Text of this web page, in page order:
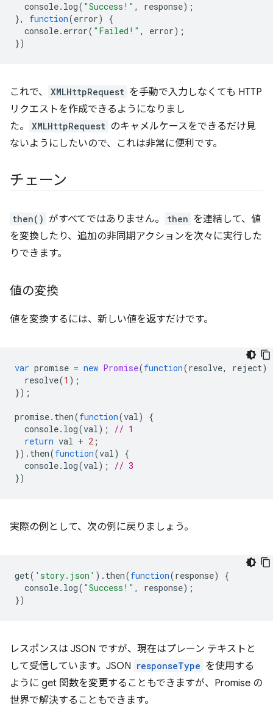
console. log( "Success!" , response);
},
function(error)
{
console. error( "Failed!" , error);
})
これで、 XMLHttpRequest を手動で入力しなくても HTTP
リクエストを作成できるようになりまし
た。
XMLHttpRequest のキャメルケースをできるだけ見
ないようにしたいので、これは非常に便利です。
チェーン
then() がすべてではありません。 then を連結して、値
を変換したり、追加の非同期アクションを次々に実行した
りできます。
値の変換
値を変換するには、新しい値を返すだけです。
var promise = new Promise(function(resolve, reject)
resolve(1 );
});
promise. then(function(val)
{
console. log(val);
// 1
return val + 2 ;
}). then(function(val)
{
console. log(val);
// 3
})
実際の例として、次の例に戻りましょう。
get( 'story.json' ). then(function(response)
{
console. log( "Success!" , response);
})
レスポンスは JSON ですが、現在はプレーン テキストと
して受信しています。JSON responseType を使用する
ように get 関数を変更することもできますが、Promise の
世界で解決することもできます。